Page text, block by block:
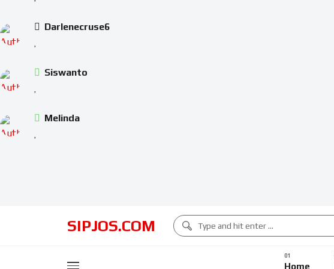
Darlenecruse6
Siswanto
Melinda
SIPJOS.COM
Home